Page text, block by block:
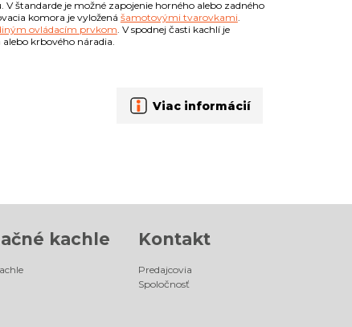
štandarde je možné zapojenie horného alebo zadného
komora je vyložená šamotovými tvarovkami.
ovládacím prvkom. V spodnej časti kachlí je
krbového náradia.
Viac informácií
kachle Kontakt
Predajcovia
Spoločnosť